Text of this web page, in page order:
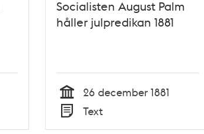
Socialisten August Palm
håller julpredikan 1881
Tid
26 december 1881
Typ
Text